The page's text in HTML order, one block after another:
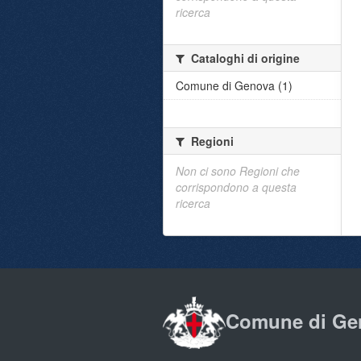
ricerca
Cataloghi di origine
Comune di Genova (1)
Regioni
Non ci sono Regioni che
corrispondono a questa
ricerca
Comune di